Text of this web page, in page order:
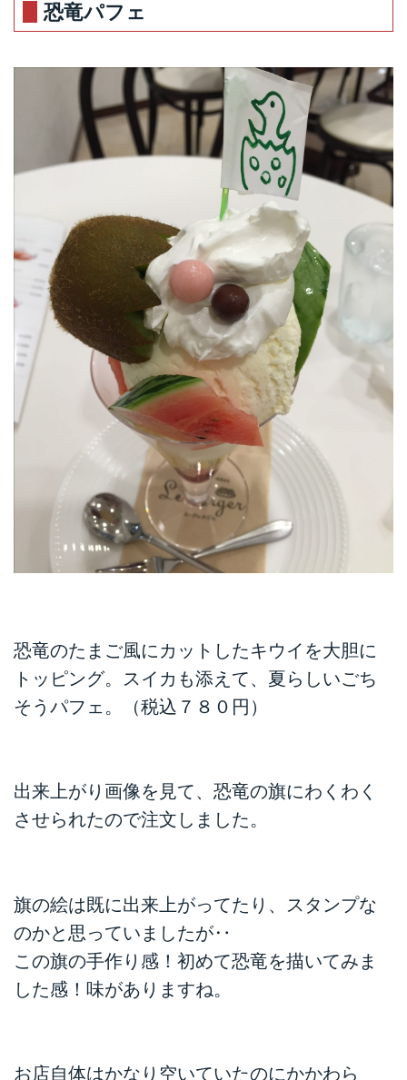
恐竜パフェ
恐竜のたまご風にカットしたキウイを大胆に
トッピング。スイカも添えて、夏らしいごち
そうパフェ。（税込７８０円）
出来上がり画像を見て、恐竜の旗にわくわく
させられたので注文しました。
旗の絵は既に出来上がってたり、スタンプな
のかと思っていましたが‥
この旗の手作り感！初めて恐竜を描いてみま
した感！味がありますね。
お店自体はかなり空いていたのにかかわら